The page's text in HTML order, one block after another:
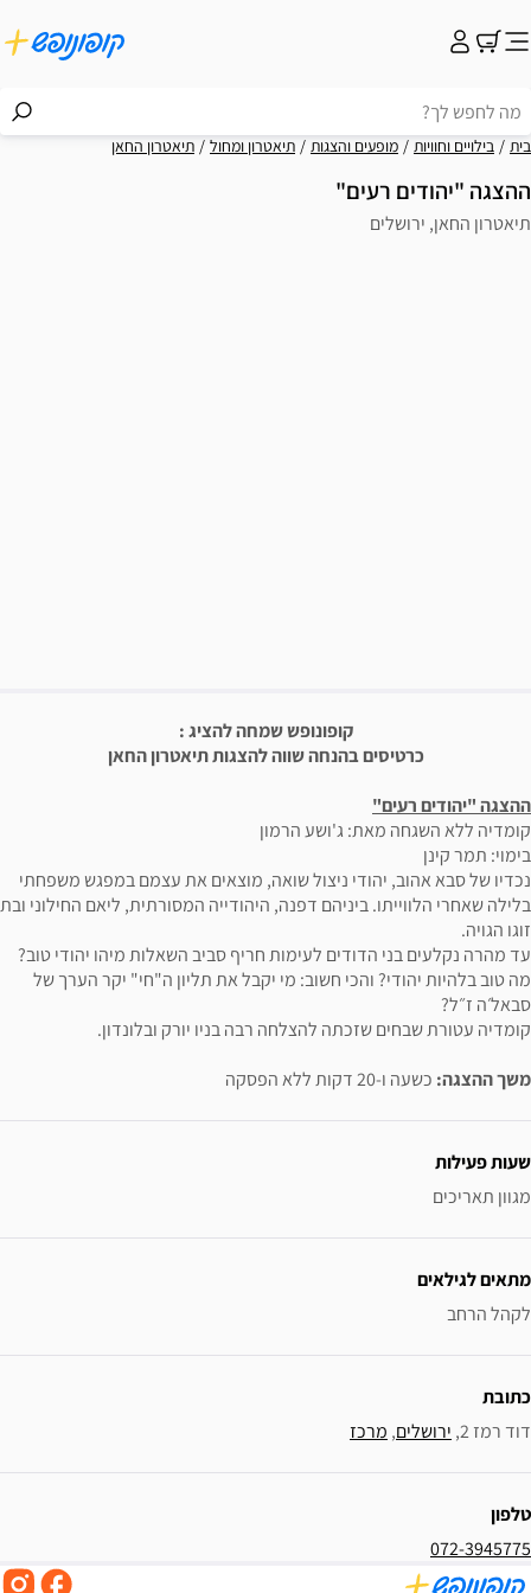
בית בילויים וחוויות מופעים והצגות תיאטרון ומחול תיאטרון החאן
ההצגה "יהודים רעים"
תיאטרון החאן, ירושלים
קופונופש שמחה להציג :
כרטיסים בהנחה שווה להצגות תיאטרון החאן
ההצגה "יהודים רעים"
קומדיה ללא השגחה מאת: ג'ושע הרמון
בימוי: תמר קינן
נכדיו של סבא אהוב, יהודי ניצול שואה, מוצאים את עצמם במפגש משפחתי
בלילה שאחרי הלווייתו. ביניהם דפנה, היהודייה המסורתית, ליאם החילוני ובת
זוגו הגויה.
עד מהרה נקלעים בני הדודים לעימות חריף סביב השאלות מיהו יהודי טוב?
מה טוב בלהיות יהודי? והכי חשוב: מי יקבל את תליון ה"חי" יקר הערך של
סבאל׳ה ז״ל?
קומדיה עטורת שבחים שזכתה להצלחה רבה בניו יורק ובלונדון.
משך ההצגה: כשעה ו-20 דקות ללא הפסקה
שעות פעילות
מגוון תאריכים
מתאים לגילאים
לקהל הרחב
כתובת
דוד רמז 2,
ירושלים, מרכז
טלפון
072-3945775